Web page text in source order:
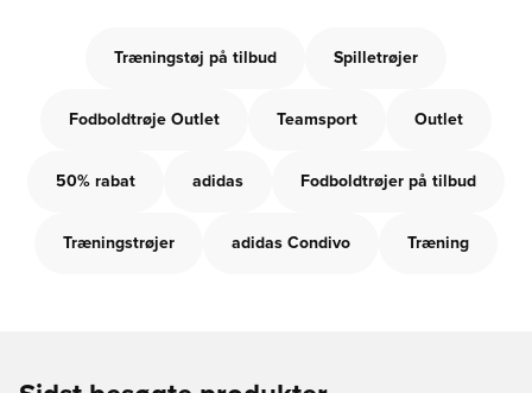
Træningstøj på tilbud Spilletrøjer
Fodboldtrøje Outlet Teamsport Outlet
50% rabat adidas Fodboldtrøjer på tilbud
Træningstrøjer adidas Condivo Træning